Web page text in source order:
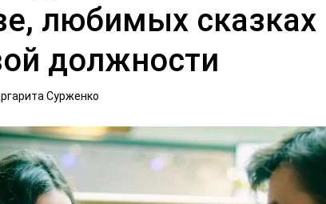
любимых сказках
должности
Сурженко